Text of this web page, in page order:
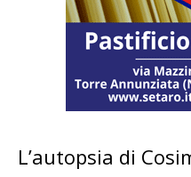
L’autopsia di